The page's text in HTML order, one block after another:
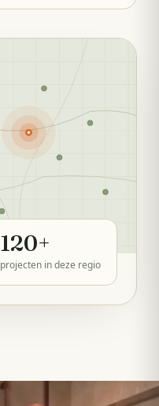
120+
projecten in deze regio